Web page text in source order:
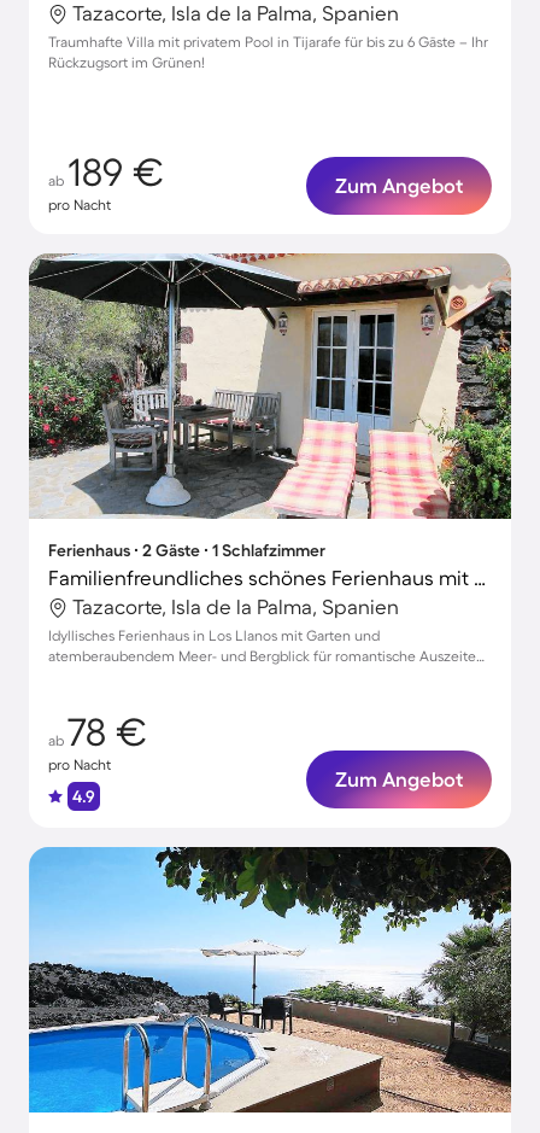
Tazacorte, Isla de la Palma, Spanien
Traumhafte Villa mit privatem Pool in Tijarafe für bis zu 6 Gäste – Ihr
Rückzugsort im Grünen!
ab 189 €
pro Nacht
Zum Angebot
Ferienhaus ∙ 2 Gäste ∙ 1 Schlafzimmer
Familienfreundliches schönes Ferienhaus mit Terrasse, Garten und Grill | Bergblick | Haustierfreundlich
Tazacorte, Isla de la Palma, Spanien
Idyllisches Ferienhaus in Los Llanos mit Garten und
atemberaubendem Meer- und Bergblick für romantische Auszeiten
ab 78 €
pro Nacht
4.9
Zum Angebot